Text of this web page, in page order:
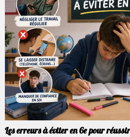
Les erreurs à éviter en 6e pour